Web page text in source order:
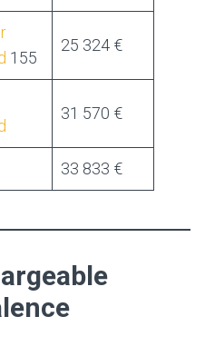
155
25 324 €
31 570 €
33 833 €